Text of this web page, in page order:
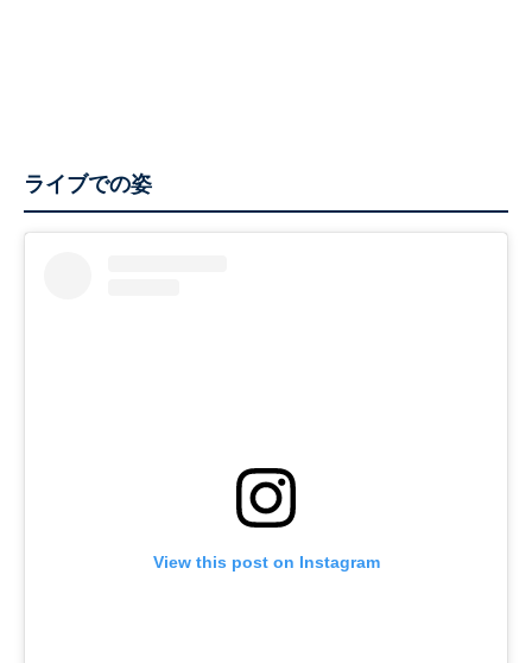
ライブでの姿
View this post on Instagram